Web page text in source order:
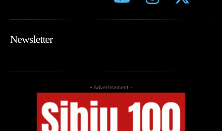
Newsletter
- Advertisement -